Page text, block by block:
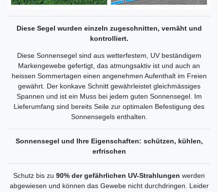
Diese Segel wurden einzeln zugeschnitten, vernäht und
kontrolliert.
Diese Sonnensegel sind aus wetterfestem, UV beständigem
Markengewebe gefertigt, das atmungsaktiv ist und auch an
heissen Sommertagen einen angenehmen Aufenthalt im Freien
gewährt. Der konkave Schnitt gewährleistet gleichmässiges
Spannen und ist ein Muss bei jedem guten Sonnensegel. Im
Lieferumfang sind bereits Seile zur optimalen Befestigung des
Sonnensegels enthalten.
Sonnensegel und Ihre Eigenschaften: schützen, kühlen,
erfrischen
Schutz bis zu 90% der gefährlichen UV-Strahlungen werden
abgewiesen und können das Gewebe nicht durchdringen. Leider